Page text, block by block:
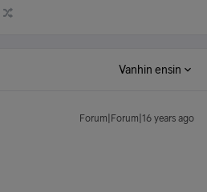
Vanhin ensin
Forum|Forum|16 years ago